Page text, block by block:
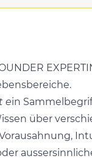
ein
über